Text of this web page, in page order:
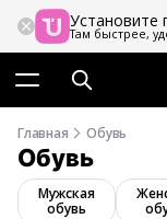
Установите
Там быстрее,
Главная Обувь
Обувь
Мужская
обувь